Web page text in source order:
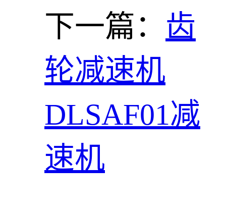
下一篇： 齿
轮减速机
DLSAF01减
速机